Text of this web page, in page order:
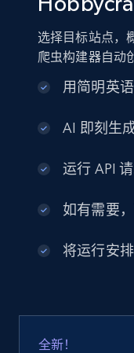
选择目标站点，
爬虫构建器自动
用简明英
AI 即刻生
运行 API
如有需要
将运行安
全新！